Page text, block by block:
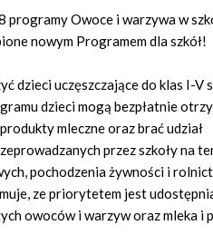
Owoce i warzywa w
nowym Programem dla szkół!
dzieci uczęszczające do klas I-V
dzieci mogą bezpłatnie
mleczne oraz brać udział
przez szkoły na
pochodzenia żywności i
ze priorytetem jest
owoców i warzyw oraz mleka i